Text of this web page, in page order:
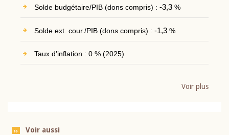
Solde budgétaire/PIB (dons compris) : -3,3%
Solde ext. cour./PIB (dons compris) : -1,3%
Taux d'inflation : 0 % (2025)
Voir plus
Voir aussi